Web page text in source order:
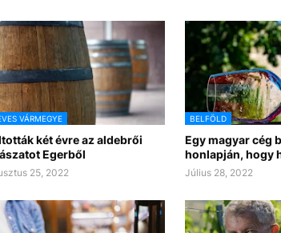
VÁRMEGYE
két évre az aldebrői
Egerből
25, 2022
BELFÖLD
Egy magyar cég
honlapján, hogy
Július 28, 2022